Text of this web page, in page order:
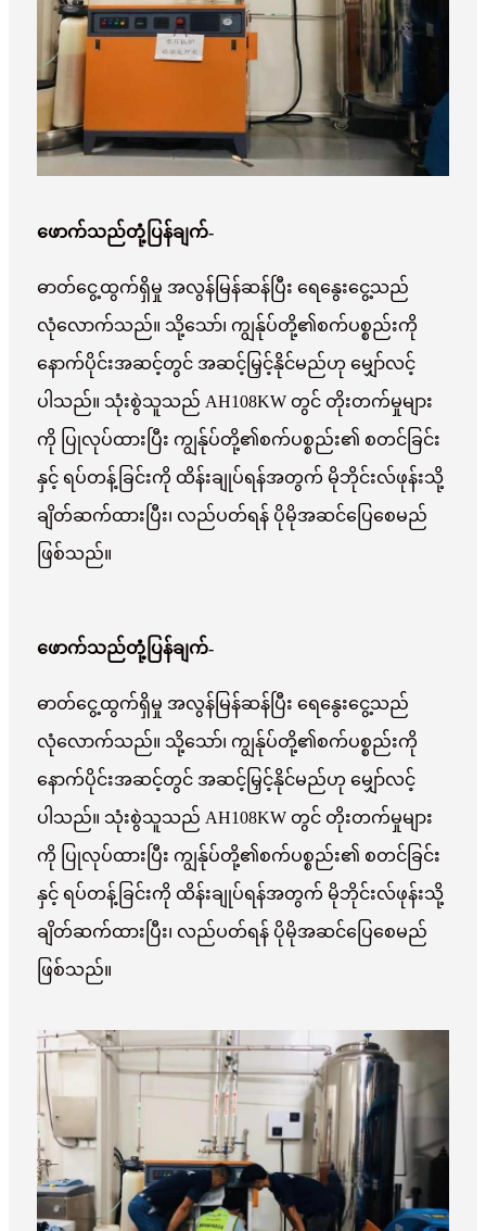
ဖောက်သည်တုံ့ပြန်ချက်-
ဓာတ်ငွေ့ထွက်ရှိမှု အလွန်မြန်ဆန်ပြီး ရေနွေးငွေ့သည်
လုံလောက်သည်။ သို့သော်၊ ကျွန်ုပ်တို့၏စက်ပစ္စည်းကို
နောက်ပိုင်းအဆင့်တွင် အဆင့်မြှင့်နိုင်မည်ဟု မျှော်လင့်
ပါသည်။ သုံးစွဲသူသည် AH108KW တွင် တိုးတက်မှုများ
ကို ပြုလုပ်ထားပြီး ကျွန်ုပ်တို့၏စက်ပစ္စည်း၏ စတင်ခြင်း
နှင့် ရပ်တန့်ခြင်းကို ထိန်းချုပ်ရန်အတွက် မိုဘိုင်းလ်ဖုန်းသို့
ချိတ်ဆက်ထားပြီး၊ လည်ပတ်ရန် ပိုမိုအဆင်ပြေစေမည်
ဖြစ်သည်။
ဖောက်သည်တုံ့ပြန်ချက်-
ဓာတ်ငွေ့ထွက်ရှိမှု အလွန်မြန်ဆန်ပြီး ရေနွေးငွေ့သည်
လုံလောက်သည်။ သို့သော်၊ ကျွန်ုပ်တို့၏စက်ပစ္စည်းကို
နောက်ပိုင်းအဆင့်တွင် အဆင့်မြှင့်နိုင်မည်ဟု မျှော်လင့်
ပါသည်။ သုံးစွဲသူသည် AH108KW တွင် တိုးတက်မှုများ
ကို ပြုလုပ်ထားပြီး ကျွန်ုပ်တို့၏စက်ပစ္စည်း၏ စတင်ခြင်း
နှင့် ရပ်တန့်ခြင်းကို ထိန်းချုပ်ရန်အတွက် မိုဘိုင်းလ်ဖုန်းသို့
ချိတ်ဆက်ထားပြီး၊ လည်ပတ်ရန် ပိုမိုအဆင်ပြေစေမည်
ဖြစ်သည်။